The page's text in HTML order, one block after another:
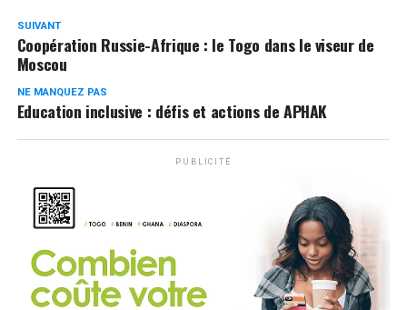
SUIVANT
Coopération Russie-Afrique : le Togo dans le viseur de
Moscou
NE MANQUEZ PAS
Education inclusive : défis et actions de APHAK
PUBLICITÉ